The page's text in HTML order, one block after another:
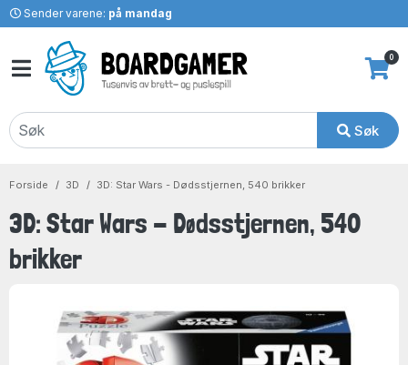
Sender varene: på mandag
Søk
0
Forside 3D 3D: Star Wars - Dødsstjernen, 540 brikker
3D: Star Wars - Dødsstjernen, 540
brikker